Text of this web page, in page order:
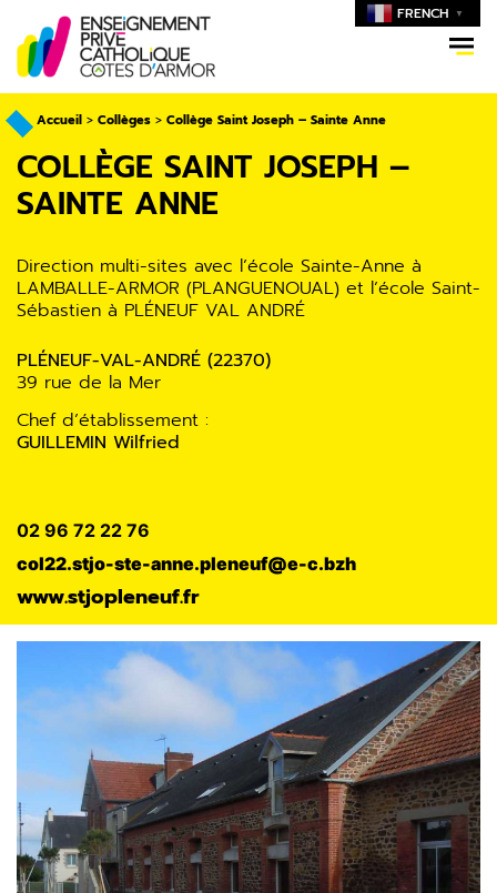
FRENCH ▼
Accueil > Collèges > Collège Saint Joseph – Sainte Anne
COLLÈGE SAINT JOSEPH –
SAINTE ANNE
Direction multi-sites avec l’école Sainte-Anne à
LAMBALLE-ARMOR (PLANGUENOUAL) et l’école Saint-
Sébastien à PLÉNEUF VAL ANDRÉ
PLÉNEUF-VAL-ANDRÉ (22370)
39 rue de la Mer
Chef d’établissement :
GUILLEMIN Wilfried
02 96 72 22 76
col22.stjo-ste-anne.pleneuf@e-c.bzh
www.stjopleneuf.fr